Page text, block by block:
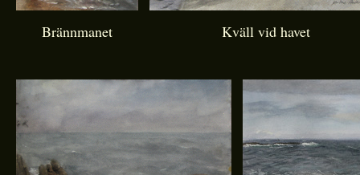
Brännmanet Kväll vid havet